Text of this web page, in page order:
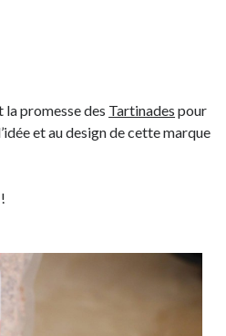
la promesse des Tartinades pour
et au design de cette marque
!